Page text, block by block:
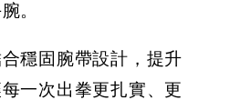
。
穩固腕帶設計，提升
一次出拳更扎實、更